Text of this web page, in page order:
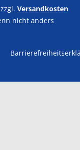
Versandkosten
nicht anders